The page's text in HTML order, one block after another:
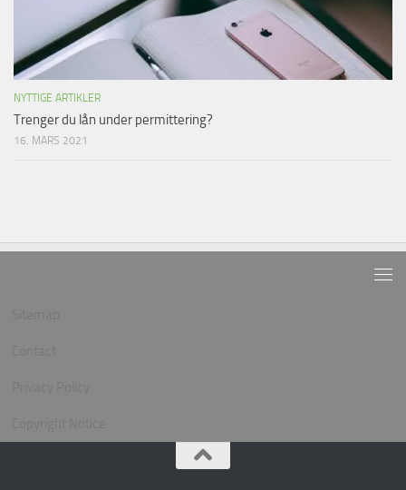
NYTTIGE ARTIKLER
Trenger du lån under permittering?
16. MARS 2021